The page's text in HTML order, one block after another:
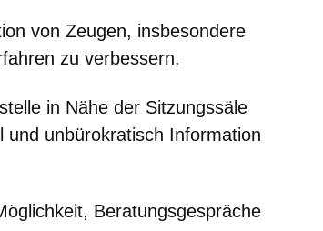
von Zeugen, insbesondere
zu verbessern.
in Nähe der Sitzungssäle
und unbürokratisch Information
Beratungsgespräche